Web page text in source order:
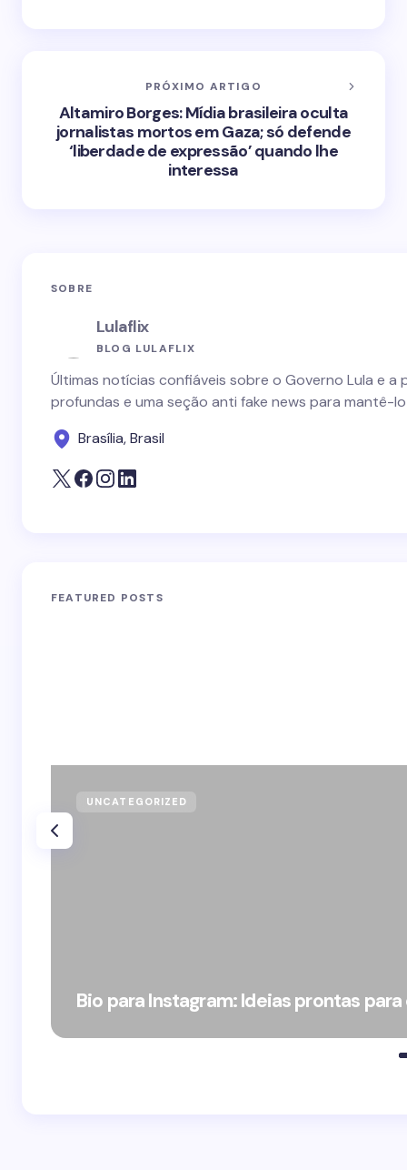
PRÓXIMO ARTIGO
Altamiro Borges: Mídia brasileira oculta
jornalistas mortos em Gaza; só defende
‘liberdade de expressão’ quando lhe
interessa
SOBRE
Lulaflix
BLOG LULAFLIX
Últimas notícias confiáveis sobre o Governo Lula e
profundas e uma seção anti fake news para mantê-
Brasília, Brasil
FEATURED POSTS
UNCATEGORIZED
Bio para Instagram: Ideias prontas